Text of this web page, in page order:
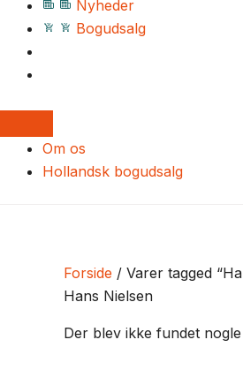
Nyheder
Bogudsalg
Om os
Hollandsk bogudsalg
Forside / Varer tagged
Hans Nielsen
Der blev ikke fundet